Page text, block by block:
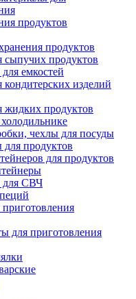
продуктов
продуктов
сыпучих продуктов
емкостей
кондитерских изделий
жидких продуктов
чехлы для посуды
продуктов
для продуктов
для СВЧ
для приготовления